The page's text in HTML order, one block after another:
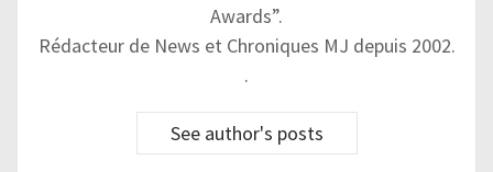
Awards”.
Rédacteur de News et Chroniques MJ depuis 2002.
.
See author's posts